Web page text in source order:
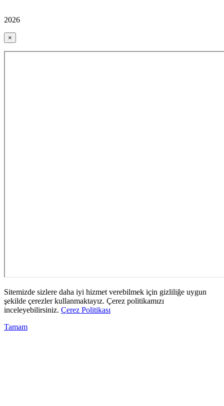
2026
×
Sitemizde sizlere daha iyi hizmet verebilmek için gizliliğe uygun
şekilde çerezler kullanmaktayız. Çerez politikamızı
inceleyebilirsiniz. Çerez Politikası
Tamam